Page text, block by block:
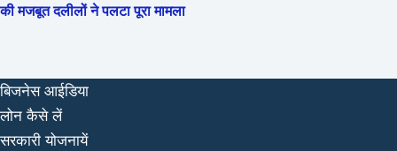
की मजबूत दलीलों ने पलटा पूरा मामला
बिजनेस आईडिया
लोन कैसे लें
सरकारी योजनायें